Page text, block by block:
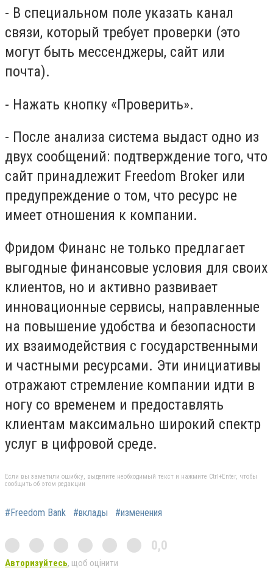
- В специальном поле указать канал
связи, который требует проверки (это
могут быть мессенджеры, сайт или
почта).
- Нажать кнопку «Проверить».
- После анализа система выдаст одно из
двух сообщений: подтверждение того, что
сайт принадлежит Freedom Broker или
предупреждение о том, что ресурс не
имеет отношения к компании.
Фридом Финанс не только предлагает
выгодные финансовые условия для своих
клиентов, но и активно развивает
инновационные сервисы, направленные
на повышение удобства и безопасности
их взаимодействия с государственными
и частными ресурсами. Эти инициативы
отражают стремление компании идти в
ногу со временем и предоставлять
клиентам максимально широкий спектр
услуг в цифровой среде.
Если вы заметили ошибку, выделите необходимый текст и нажмите Ctrl+Enter, чтобы
сообщить об этом редакции
#Freedom Bank #вклады #изменения
0,0
Авторизуйтесь, щоб оцінити